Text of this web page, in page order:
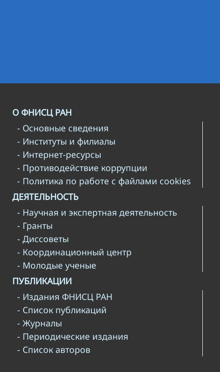
О ФНИСЦ РАН
- Основные сведения
- Институты и филиалы
- Интернет-ресурсы
- Противодействие коррупции
- Политика по работе с файлами cookies
ДЕЯТЕЛЬНОСТЬ
- Научная и экспертная деятельность
- Гранты
- Диссоветы
- Координационный центр
- Молодые ученые
ПУБЛИКАЦИИ
- Издания ФНИСЦ РАН
- Список публикаций
- Журналы
- Периодические издания
- Список авторов